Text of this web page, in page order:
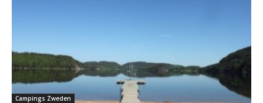
Campings Zweden